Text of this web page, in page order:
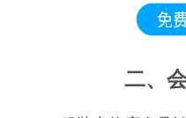
二、